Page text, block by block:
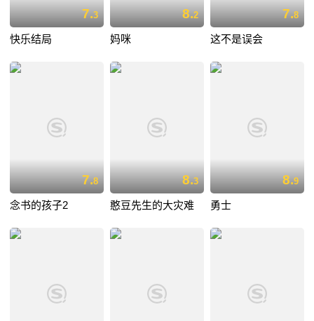
7.3
快乐结局
8.2
妈咪
7.8
这不是误会
7.8
念书的孩子2
8.3
憨豆先生的大灾难
8.9
勇士